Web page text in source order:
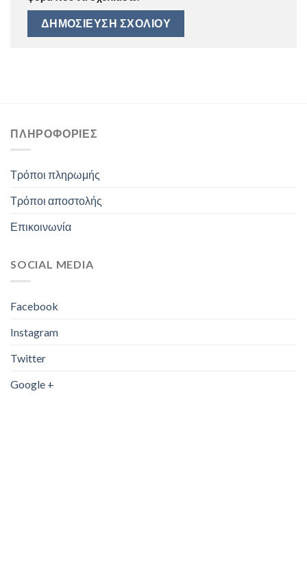
ΠΛΗΡΟΦΟΡΊΕΣ
Τρόποι πληρωμής
Τρόποι αποστολής
Επικοινωνία
SOCIAL MEDIA
Facebook
Instagram
Twitter
Google +